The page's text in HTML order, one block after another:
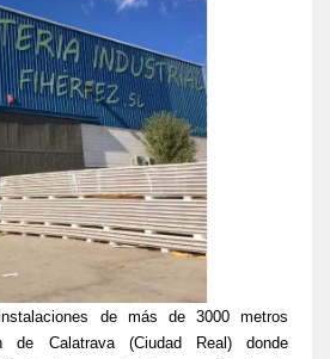
de más de 3000 metros
de Calatrava (Ciudad Real) donde